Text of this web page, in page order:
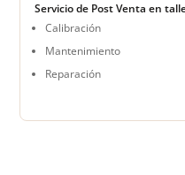
Servicio de Post Venta en
Calibración
Mantenimiento
Reparación